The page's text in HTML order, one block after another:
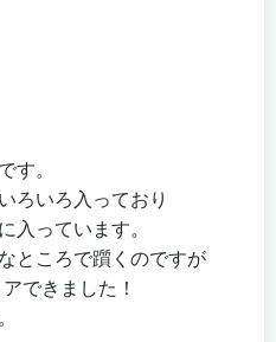
す。
ろいろ入っており
入っています。
ところで躓くのですが
できました！